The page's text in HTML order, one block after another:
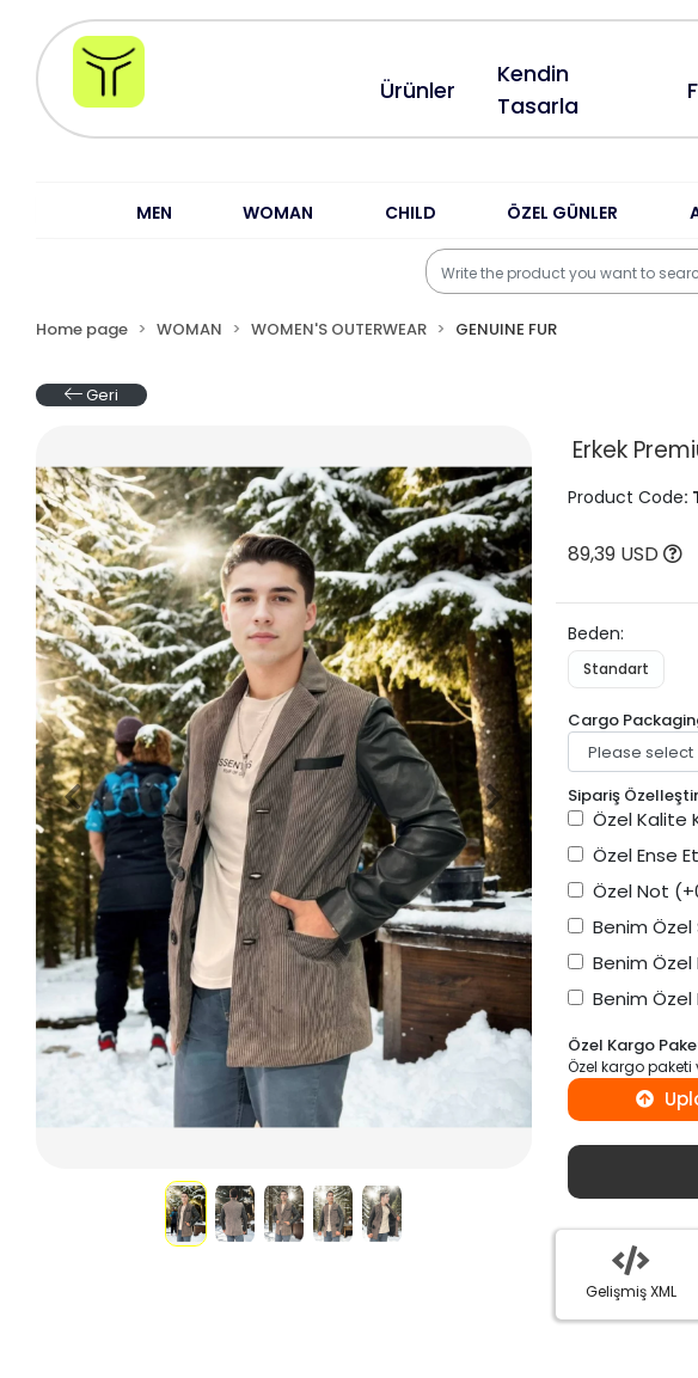
Ürünler
Kendin
Tasarla
MEN WOMAN CHILD ÖZEL GÜNLER
Home page WOMAN WOMEN'S OUTERWEAR GENUINE FUR
Geri
Erkek
Product Code:
89,39 USD
Beden:
Standart
Cargo
Sipariş
Özel Kalite
Özel Ense
Özel Not
Benim Özel
Benim
Benim Özel
Özel Kargo
Özel kargo paketi
Gelişmiş XML